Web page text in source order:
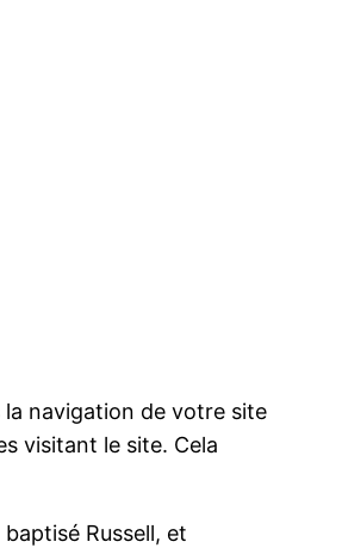
la navigation de votre site
visitant le site. Cela
Russell, et